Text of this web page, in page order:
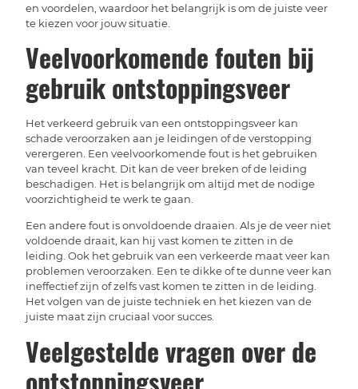
en voordelen, waardoor het belangrijk is om de juiste veer
te kiezen voor jouw situatie.
Veelvoorkomende fouten bij
gebruik ontstoppingsveer
Het verkeerd gebruik van een ontstoppingsveer kan
schade veroorzaken aan je leidingen of de verstopping
verergeren. Een veelvoorkomende fout is het gebruiken
van teveel kracht. Dit kan de veer breken of de leiding
beschadigen. Het is belangrijk om altijd met de nodige
voorzichtigheid te werk te gaan.
Een andere fout is onvoldoende draaien. Als je de veer niet
voldoende draait, kan hij vast komen te zitten in de
leiding. Ook het gebruik van een verkeerde maat veer kan
problemen veroorzaken. Een te dikke of te dunne veer kan
ineffectief zijn of zelfs vast komen te zitten in de leiding.
Het volgen van de juiste techniek en het kiezen van de
juiste maat zijn cruciaal voor succes.
Veelgestelde vragen over de
ontstoppingsveer